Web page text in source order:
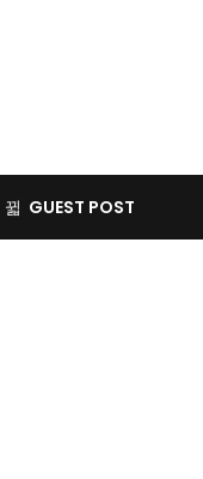
GUEST POST